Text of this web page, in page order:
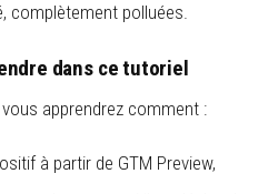
complètement polluées.
dans ce tutoriel
apprendrez comment :
à partir de GTM Preview,